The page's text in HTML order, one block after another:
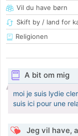
Vil du have børn
Skift by / land for
Religionen
A bit om mig
moi je suis lydie
suis ici pour une
Jeg vil have,